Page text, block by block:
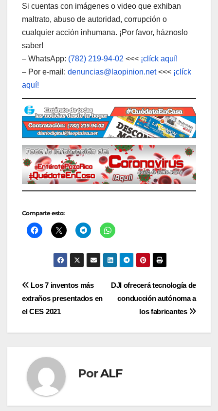
Si cuentas con imágenes o video que exhiban
maltrato, abuso de autoridad, corrupción o
cualquier acción inhumana. ¡Por favor, háznoslo
saber!
– WhatsApp: (782) 219-94-02 <<< ¡clíck aquí!
– Por e-mail: denuncias@laopinion.net<<< ¡clíck
aquí!
Comparte esto:
Navegación
de
entradas
DJI ofrecerá tecnología de
conducción autónoma a
los fabricantes
Los 7 inventos más
extraños presentados en
el CES 2021
PorALF